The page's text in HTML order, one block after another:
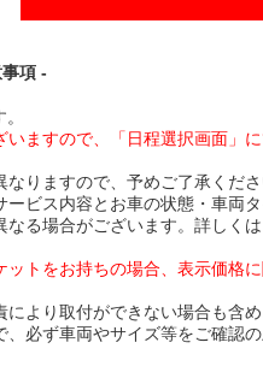
項 -
ますので、「日程選択画面」
りますので、予めご了承くださ
ビス内容とお車の状態・車両
る場合がございます。詳しく
トをお持ちの場合、表示価格
より取付ができない場合も含
必ず車両やサイズ等をご確認